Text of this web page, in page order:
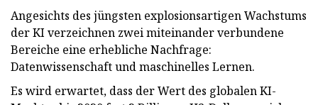
Angesichts des jüngsten explosionsartigen Wachstums
der KI verzeichnen zwei miteinander verbundene
Bereiche eine erhebliche Nachfrage:
Datenwissenschaft und maschinelles Lernen.
Es wird erwartet, dass der Wert des globalen KI-